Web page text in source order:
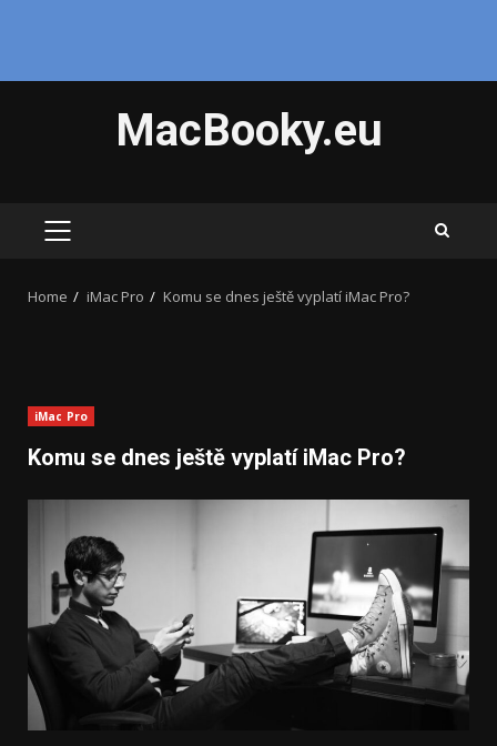
MacBooky.eu
PRIMARY
Home iMac Pro Komu se dnes ještě vyplatí iMac Pro?
iMac Pro
Komu se dnes ještě vyplatí iMac Pro?